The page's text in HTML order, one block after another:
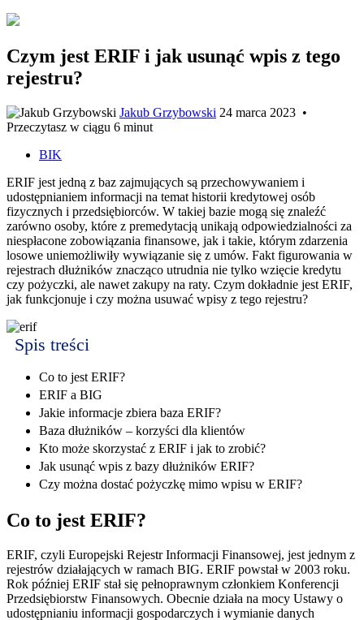
Czym jest ERIF i jak usunąć wpis z tego
rejestru?
Jakub Grzybowski 24 marca 2023 •
Przeczytasz w ciągu 6 minut
BIK
ERIF jest jedną z baz zajmujących są przechowywaniem i
udostępnianiem informacji na temat historii kredytowej osób
fizycznych i przedsiębiorców. W takiej bazie mogą się znaleźć
zarówno osoby, które z premedytacją unikają odpowiedzialności za
niespłacone zobowiązania finansowe, jak i takie, którym zdarzenia
losowe uniemożliwiły wywiązanie się z umów. Fakt figurowania w
rejestrach dłużników znacząco utrudnia nie tylko wzięcie kredytu
czy pożyczki, ale nawet zakupy na raty. Czym dokładnie jest ERIF,
jak funkcjonuje i czy można usuwać wpisy z tego rejestru?
Spis treści
Co to jest ERIF?
ERIF a BIG
Jakie informacje zbiera baza ERIF?
Baza dłużników – korzyści dla klientów
Kto może skorzystać z ERIF i jak to zrobić?
Jak usunąć wpis z bazy dłużników ERIF?
Czy można dostać pożyczkę mimo wpisu w ERIF?
Co to jest ERIF?
ERIF, czyli Europejski Rejestr Informacji Finansowej, jest jednym z
rejestrów działających w ramach BIG. ERIF powstał w 2003 roku.
Rok później ERIF stał się pełnoprawnym członkiem Konferencji
Przedsiębiorstw Finansowych. Obecnie działa na mocy Ustawy o
udostępnianiu informacji gospodarczych i wymianie danych